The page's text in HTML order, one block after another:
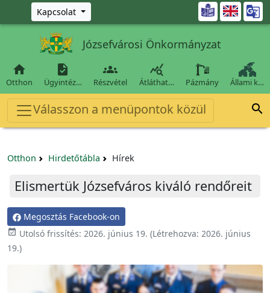
Ugrás a fő tartalomra
Kapcsolat 
Józsefvárosi Önkormányzat

Otthon

Ügyintéz…

Részvétel

Átláthat… Pázmány Állami k…
Válasszon a menüpontok közül 
Otthon Hirdetőtábla Hírek
Elismertük Józsefváros kiváló rendőreit
Megosztás Facebook-on
 Utolsó frissítés: 2026. június 19. (Létrehozva: 2026. június
19.)